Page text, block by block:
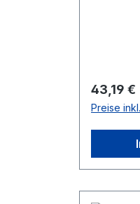
43,19 €
Preise